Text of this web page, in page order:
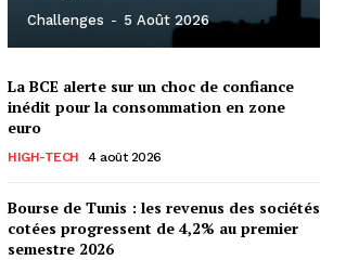
Challenges - 5 Août 2026
La BCE alerte sur un choc de confiance
inédit pour la consommation en zone
euro
HIGH-TECH 4 août 2026
Bourse de Tunis : les revenus des sociétés
cotées progressent de 4,2% au premier
semestre 2026